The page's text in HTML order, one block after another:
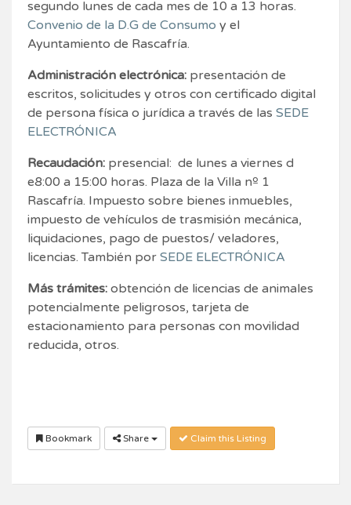
segundo lunes de cada mes de 10 a 13 horas.
Convenio de la D.G de Consumo y el
Ayuntamiento de Rascafría.
Administración electrónica: presentación de
escritos, solicitudes y otros con certificado digital
de persona física o jurídica a través de las SEDE
ELECTRÓNICA
Recaudación: presencial: de lunes a viernes d
e8:00 a 15:00 horas. Plaza de la Villa nº 1
Rascafría. Impuesto sobre bienes inmuebles,
impuesto de vehículos de trasmisión mecánica,
liquidaciones, pago de puestos/ veladores,
licencias. También por SEDE ELECTRÓNICA
Más trámites: obtención de licencias de animales
potencialmente peligrosos, tarjeta de
estacionamiento para personas con movilidad
reducida, otros.
Bookmark Share Claim this Listing